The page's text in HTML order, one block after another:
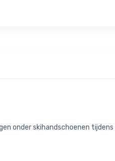
onder skihandschoenen